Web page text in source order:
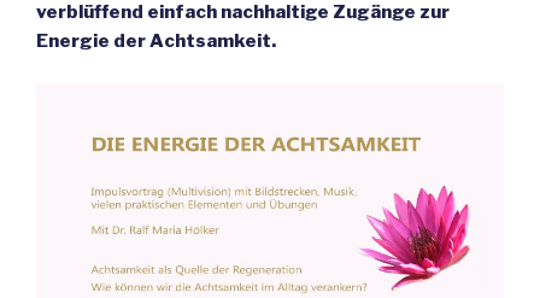
verblüffend einfach nachhaltige Zugänge zur
Energie der Achtsamkeit.